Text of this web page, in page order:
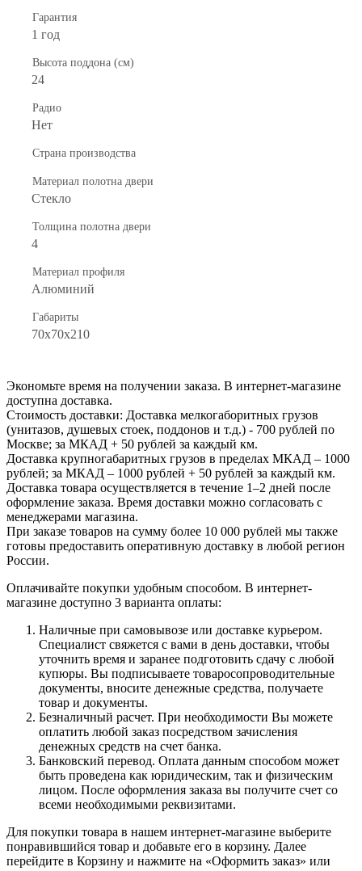
Гарантия
1 год
Высота поддона (см)
24
Радио
Нет
Страна производства
Материал полотна двери
Стекло
Толщина полотна двери
4
Материал профиля
Алюминий
Габариты
70x70x210
Экономьте время на получении заказа. В интернет-магазине
доступна доставка.
Стоимость доставки: Доставка мелкогаборитных грузов
(унитазов, душевых стоек, поддонов и т.д.) - 700 рублей по
Москве; за МКАД + 50 рублей за каждый км.
Доставка крупногабаритных грузов в пределах МКАД – 1000
рублей; за МКАД – 1000 рублей + 50 рублей за каждый км.
Доставка товара осуществляется в течение 1–2 дней после
оформление заказа. Время доставки можно согласовать с
менеджерами магазина.
При заказе товаров на сумму более 10 000 рублей мы также
готовы предоставить оперативную доставку в любой регион
России.
Оплачивайте покупки удобным способом. В интернет-
магазине доступно 3 варианта оплаты:
Наличные при самовывозе или доставке курьером.
Специалист свяжется с вами в день доставки, чтобы
уточнить время и заранее подготовить сдачу с любой
купюры. Вы подписываете товаросопроводительные
документы, вносите денежные средства, получаете
товар и документы.
Безналичный расчет. При необходимости Вы можете
оплатить любой заказ посредством зачисления
денежных средств на счет банка.
Банковский перевод. Оплата данным способом может
быть проведена как юридическим, так и физическим
лицом. После оформления заказа вы получите счет со
всеми необходимыми реквизитами.
Для покупки товара в нашем интернет-магазине выберите
понравившийся товар и добавьте его в корзину. Далее
перейдите в Корзину и нажмите на «Оформить заказ» или